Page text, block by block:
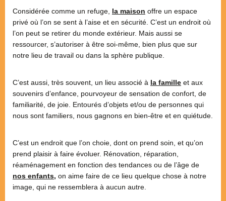
Considérée comme un refuge, la maison offre un espace
privé où l’on se sent à l’aise et en sécurité. C’est un endroit où
l’on peut se retirer du monde extérieur. Mais aussi se
ressourcer, s’autoriser à être soi-même, bien plus que sur
notre lieu de travail ou dans la sphère publique.
C’est aussi, très souvent, un lieu associé à la famille et aux
souvenirs d’enfance, pourvoyeur de sensation de confort, de
familiarité, de joie. Entourés d’objets et/ou de personnes qui
nous sont familiers, nous gagnons en bien-être et en quiétude.
C’est un endroit que l’on choie, dont on prend soin, et qu’on
prend plaisir à faire évoluer. Rénovation, réparation,
réaménagement en fonction des tendances ou de l’âge de
nos enfants, on aime faire de ce lieu quelque chose à notre
image, qui ne ressemblera à aucun autre.